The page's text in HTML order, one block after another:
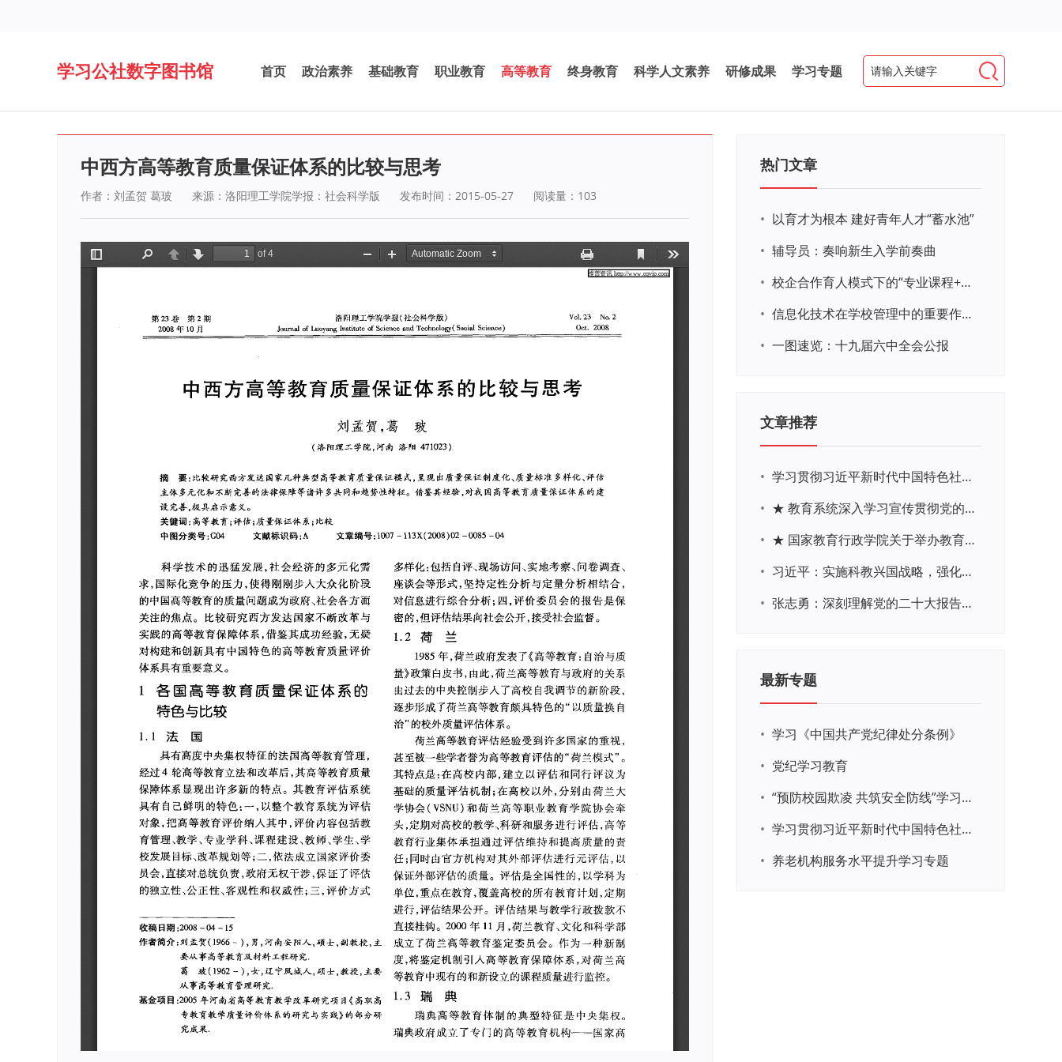
学习公社数字图书馆 首页 政治素养 基础教育 职业教育 高等教育 终身教育 科学人文素养 研修成果 学习专题
中西方高等教育质量保证体系的比较与思考
作者：刘孟贺 葛玻 来源：洛阳理工学院学报：社会科学版 发布时间：2015-05-27 阅读量： 103
热门文章
• 以育才为根本 建好青年人才“蓄水池”
• 辅导员：奏响新生入学前奏曲
•
校企合作育人模式下的“专业课程+思政教育+党建活动”交叉融合的课程思政教学探索与实践
•
信息化技术在学校管理中的重要作用 ——以贵州省威宁民族中学和校园使用等为例
• 一图速览：十九届六中全会公报
文章推荐
•
学习贯彻习近平新时代中国特色社会主义思想主题教育网络培训
•
★ 教育系统深入学习宣传贯彻党的二十大精神学习专题
•
★ 国家教育行政学院关于举办教育系统深入学习宣传贯彻党的二十大精神专题网络培训的通知
•
习近平：实施科教兴国战略，强化现代化建设人才支撑
•
张志勇：深刻理解党的二十大报告关于教育的新思想、新战略、新要求
最新专题
• 学习《中国共产党纪律处分条例》
• 党纪学习教育
•
“预防校园欺凌 共筑安全防线”学习专题
•
学习贯彻习近平新时代中国特色社会主义思想主题教育
• 养老机构服务水平提升学习专题